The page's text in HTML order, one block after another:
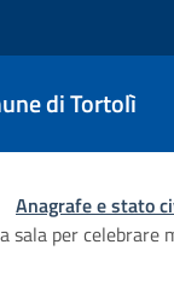
di Tortolì
Anagrafe e stato
sala per celebrare